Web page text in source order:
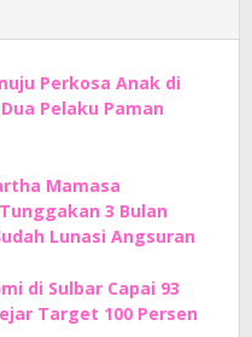
Perkosa Anak di
Pelaku Paman
Mamasa
3 Bulan
Lunasi Angsuran
di Sulbar Capai 93
Target 100 Persen